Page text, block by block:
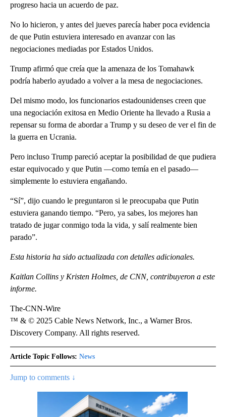
progreso hacia un acuerdo de paz.
No lo hicieron, y antes del jueves parecía haber poca evidencia
de que Putin estuviera interesado en avanzar con las
negociaciones mediadas por Estados Unidos.
Trump afirmó que creía que la amenaza de los Tomahawk
podría haberlo ayudado a volver a la mesa de negociaciones.
Del mismo modo, los funcionarios estadounidenses creen que
una negociación exitosa en Medio Oriente ha llevado a Rusia a
repensar su forma de abordar a Trump y su deseo de ver el fin de
la guerra en Ucrania.
Pero incluso Trump pareció aceptar la posibilidad de que pudiera
estar equivocado y que Putin —como temía en el pasado—
simplemente lo estuviera engañando.
“Sí”, dijo cuando le preguntaron si le preocupaba que Putin
estuviera ganando tiempo. “Pero, ya sabes, los mejores han
tratado de jugar conmigo toda la vida, y salí realmente bien
parado”.
Esta historia ha sido actualizada con detalles adicionales.
Kaitlan Collins y Kristen Holmes, de CNN, contribuyeron a este
informe.
The-CNN-Wire
™ & © 2025 Cable News Network, Inc., a Warner Bros.
Discovery Company. All rights reserved.
Article Topic Follows: News
Jump to comments ↓